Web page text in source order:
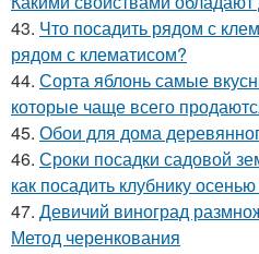
43. Что посадить рядом с
рядом с клематисом?
44. Сорта яблонь самые
которые чаще всего
45. Обои для дома
46. Сроки посадки садовой
как посадить клубнику
47. Девичий виноград
Метод черенкования